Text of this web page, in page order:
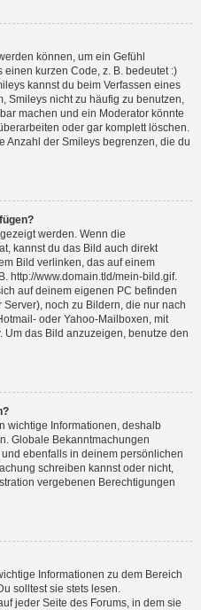
können, um ein Gefühl
kurzen Code, z. B. bedeutet :)
kannst du beim Verfassen eines
Smileys nicht zu häufig zu benutzen,
machen und ein Moderator könnte
oder gar komplett löschen.
Anzahl der Smileys begrenzen, die du
werden. Wenn die
kannst du das Bild auch direkt
Bild verlinken, das auf einem
http://www.domain.tld/mein-bild.gif.
auf deinem eigenen PC befinden
noch zu Bildern, die nur nach
oder Yahoo-Mailboxen, mit
Um das Bild anzuzeigen, benutze den
wichtige Informationen, deshalb
Globale Bekanntmachungen
ebenfalls in deinem persönlichen
schreiben kannst oder nicht,
vergebenen Berechtigungen
Informationen zu dem Bereich
solltest sie stets lesen.
jeder Seite des Forums, in dem sie